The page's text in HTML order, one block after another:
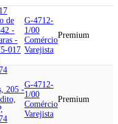
de
-
-
017
G-4712-
1/00
Comércio
Varejista
Premium
205 -
G-4712-
1/00
Comércio
Varejista
Premium